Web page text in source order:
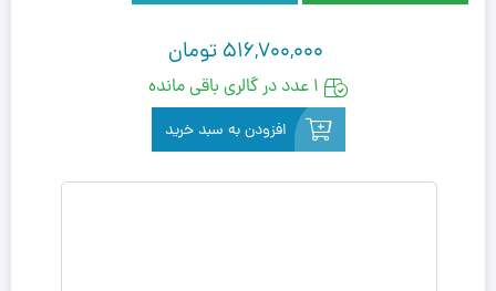
516,700,000 تومان
1 عدد در گالری باقی مانده
افزودن به سبد خرید